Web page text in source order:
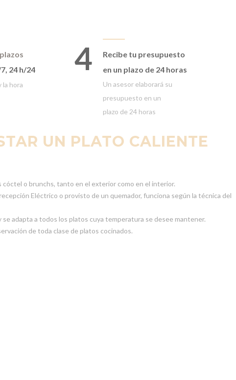
24 h/24
la hora
4
Recibe tu presupuesto
en un plazo de 24 horas
Un asesor elaborará su
presupuesto en un
plazo de 24 horas
UN PLATO CALIENTE
cóctel o brunchs, tanto en el exterior como en el interior.
Eléctrico o provisto de un quemador, funciona según la técnica del
adapta a todos los platos cuya temperatura se desee mantener.
de toda clase de platos cocinados.